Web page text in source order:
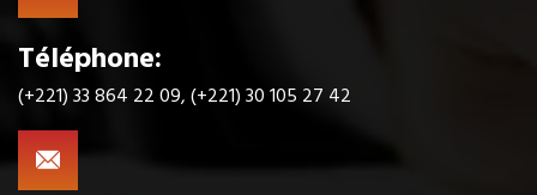
Téléphone:
(+221) 33 864 22 09, (+221) 30 105 27 42